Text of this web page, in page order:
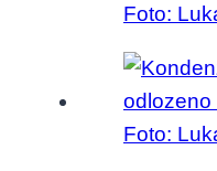
Foto:
Foto: